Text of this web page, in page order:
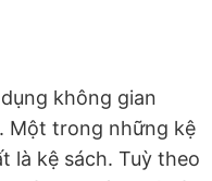
không gian
Một trong những kệ
là kệ sách. Tuỳ theo